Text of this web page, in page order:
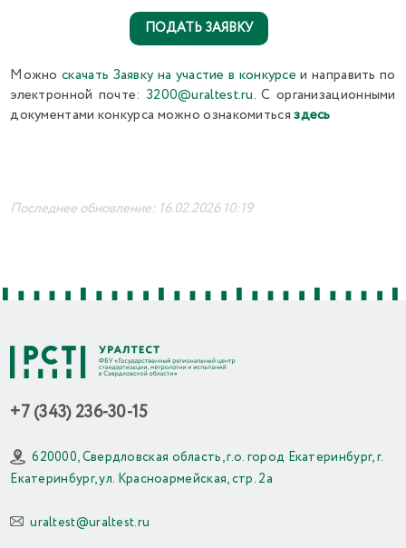
ПОДАТЬ ЗАЯВКУ
Можноскачать Заявку на участие в конкурсе и направить по
электронной почте: 3200@uraltest.ru. С организационными
документами конкурса можно ознакомитьсяздесь
Последнее обновление: 16.02.2026 10:19
+7 (343) 236-30-15
620000, Свердловская область, г.о. город Екатеринбург, г.
Екатеринбург, ул. Красноармейская, стр. 2а
uraltest@uraltest.ru